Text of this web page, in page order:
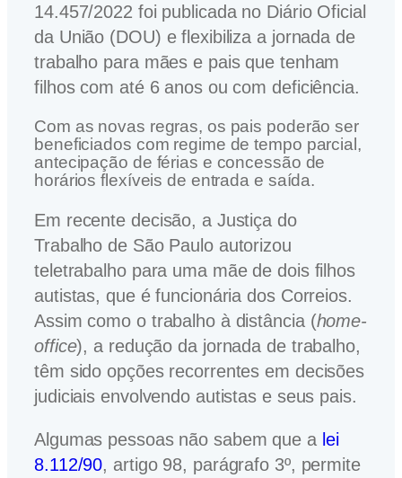
14.457/2022 foi publicada no Diário Oficial
da União (DOU) e flexibiliza a jornada de
trabalho para mães e pais que tenham
filhos com até 6 anos ou com deficiência.
Com as novas regras, os pais poderão ser
beneficiados com regime de tempo parcial,
antecipação de férias e concessão de
horários flexíveis de entrada e saída.
Em recente decisão, a Justiça do
Trabalho de São Paulo autorizou
teletrabalho para uma mãe de dois filhos
autistas, que é funcionária dos Correios.
Assim como o trabalho à distância (home-
office), a redução da jornada de trabalho,
têm sido opções recorrentes em decisões
judiciais envolvendo autistas e seus pais.
Algumas pessoas não sabem que a lei
8.112/90, artigo 98, parágrafo 3º, permite